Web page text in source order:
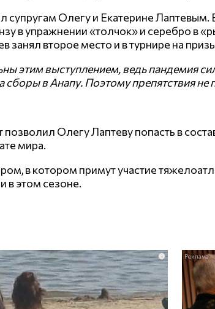
супругам Олегу и Екатерине
в упражнении «толчок» и серебро в
занял второе место и в турнире на
этим выступлением, ведь пандемия
сборы в Анапу. Поэтому препятствия
позволил Олегу Лаптеву попасть в
мира.
в котором примут участие
в этом сезоне.
i